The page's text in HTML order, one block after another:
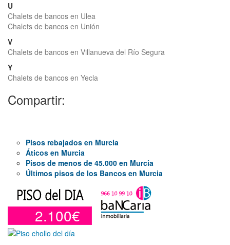
U
Chalets de bancos en Ulea
Chalets de bancos en Unión
V
Chalets de bancos en Villanueva del Río Segura
Y
Chalets de bancos en Yecla
Compartir:
Pisos rebajados en Murcia
Áticos en Murcia
Pisos de menos de 45.000 en Murcia
Últimos pisos de los Bancos en Murcia
2.100€